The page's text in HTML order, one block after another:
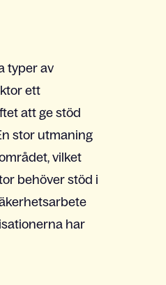
typer av
ett
att ge stöd
stor utmaning
vilket
behöver stöd i
har